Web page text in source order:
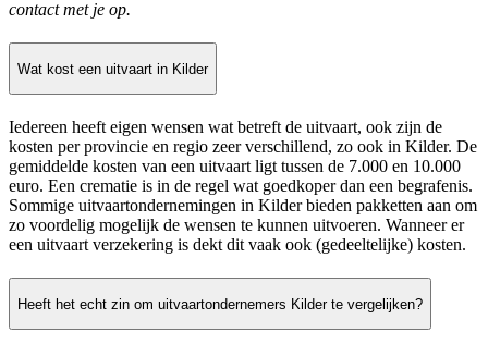
contact met je op.
Wat kost een uitvaart in Kilder
Iedereen heeft eigen wensen wat betreft de uitvaart, ook zijn de
kosten per provincie en regio zeer verschillend, zo ook in Kilder. De
gemiddelde kosten van een uitvaart ligt tussen de 7.000 en 10.000
euro. Een crematie is in de regel wat goedkoper dan een begrafenis.
Sommige uitvaartondernemingen in Kilder bieden pakketten aan om
zo voordelig mogelijk de wensen te kunnen uitvoeren. Wanneer er
een uitvaart verzekering is dekt dit vaak ook (gedeeltelijke) kosten.
Heeft het echt zin om uitvaartondernemers Kilder te vergelijken?